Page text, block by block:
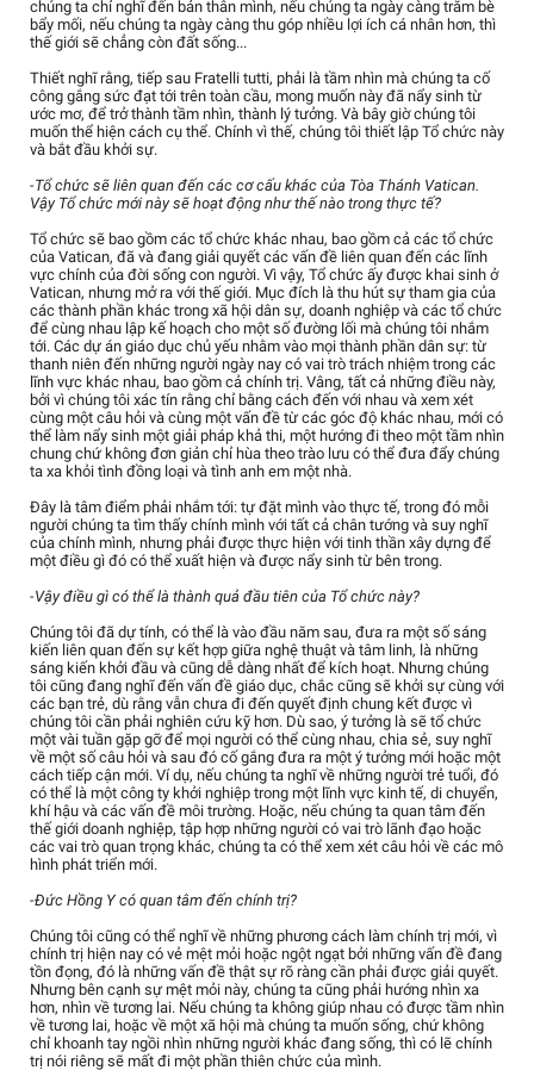
chúng ta chỉ nghĩ đến bản thân mình, nếu chúng ta ngày càng trăm bè
bẩy mối, nếu chúng ta ngày càng thu góp nhiều lợi ích cá nhân hơn, thì
thế giới sẽ chẳng còn đất sống...
Thiết nghĩ rằng, tiếp sau Fratelli tutti, phải là tầm nhìn mà chúng ta cố
công gắng sức đạt tới trên toàn cầu, mong muốn này đã nẩy sinh từ
ước mơ, để trở thành tầm nhìn, thành lý tưởng. Và bây giờ chúng tôi
muốn thể hiện cách cụ thể. Chính vì thế, chúng tôi thiết lập Tổ chức này
và bắt đầu khởi sự.
-Tổ chức sẽ liên quan đến các cơ cấu khác của Tòa Thánh Vatican.
Vậy Tổ chức mới này sẽ hoạt động như thế nào trong thực tế?
Tổ chức sẽ bao gồm các tổ chức khác nhau, bao gồm cả các tổ chức
của Vatican, đã và đang giải quyết các vấn đề liên quan đến các lĩnh
vực chính của đời sống con người. Vì vậy, Tổ chức ấy được khai sinh ở
Vatican, nhưng mở ra với thế giới. Mục đích là thu hút sự tham gia của
các thành phần khác trong xã hội dân sự, doanh nghiệp và các tổ chức
để cùng nhau lập kế hoạch cho một số đường lối mà chúng tôi nhắm
tới. Các dự án giáo dục chủ yếu nhằm vào mọi thành phần dân sự: từ
thanh niên đến những người ngày nay có vai trò trách nhiệm trong các
lĩnh vực khác nhau, bao gồm cả chính trị. Vâng, tất cả những điều này,
bởi vì chúng tôi xác tín rằng chỉ bằng cách đến với nhau và xem xét
cùng một câu hỏi và cùng một vấn đề từ các góc độ khác nhau, mới có
thể làm nẩy sinh một giải pháp khả thi, một hướng đi theo một tầm nhìn
chung chứ không đơn giản chỉ hùa theo trào lưu có thể đưa đẩy chúng
ta xa khỏi tình đồng loại và tình anh em một nhà.
Đây là tâm điểm phải nhắm tới: tự đặt mình vào thực tế, trong đó mỗi
người chúng ta tìm thấy chính mình với tất cả chân tướng và suy nghĩ
của chính mình, nhưng phải được thực hiện với tinh thần xây dựng để
một điều gì đó có thể xuất hiện và được nẩy sinh từ bên trong.
-Vậy điều gì có thể là thành quả đầu tiên của Tổ chức này?
Chúng tôi đã dự tính, có thể là vào đầu năm sau, đưa ra một số sáng
kiến liên quan đến sự kết hợp giữa nghệ thuật và tâm linh, là những
sáng kiến khởi đầu và cũng dễ dàng nhất để kích hoạt. Nhưng chúng
tôi cũng đang nghĩ đến vấn đề giáo dục, chắc cũng sẽ khởi sự cùng với
các bạn trẻ, dù rằng vẫn chưa đi đến quyết định chung kết được vì
chúng tôi cần phải nghiên cứu kỹ hơn. Dù sao, ý tưởng là sẽ tổ chức
một vài tuần gặp gỡ để mọi người có thể cùng nhau, chia sẻ, suy nghĩ
về một số câu hỏi và sau đó cố gắng đưa ra một ý tưởng mới hoặc một
cách tiếp cận mới. Ví dụ, nếu chúng ta nghĩ về những người trẻ tuổi, đó
có thể là một công ty khởi nghiệp trong một lĩnh vực kinh tế, di chuyển,
khí hậu và các vấn đề môi trường. Hoặc, nếu chúng ta quan tâm đến
thế giới doanh nghiệp, tập hợp những người có vai trò lãnh đạo hoặc
các vai trò quan trọng khác, chúng ta có thể xem xét câu hỏi về các mô
hình phát triển mới.
-Đức Hồng Y có quan tâm đến chính trị?
Chúng tôi cũng có thể nghĩ về những phương cách làm chính trị mới, vì
chính trị hiện nay có vẻ mệt mỏi hoặc ngột ngạt bởi những vấn đề đang
tồn đọng, đó là những vấn đề thật sự rõ ràng cần phải được giải quyết.
Nhưng bên cạnh sự mệt mỏi này, chúng ta cũng phải hướng nhìn xa
hơn, nhìn về tương lai. Nếu chúng ta không giúp nhau có được tầm nhìn
về tương lai, hoặc về một xã hội mà chúng ta muốn sống, chứ không
chỉ khoanh tay ngồi nhìn những người khác đang sống, thì có lẽ chính
trị nói riêng sẽ mất đi một phần thiên chức của mình.